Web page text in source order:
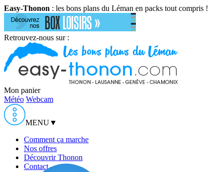
Easy-Thonon : les bons plans du Léman en packs tout compris !
Retrouvez-nous sur :
Mon panier
Météo Webcam
MENU▼
Comment ça marche
Nos offres
Découvrir Thonon
Contact